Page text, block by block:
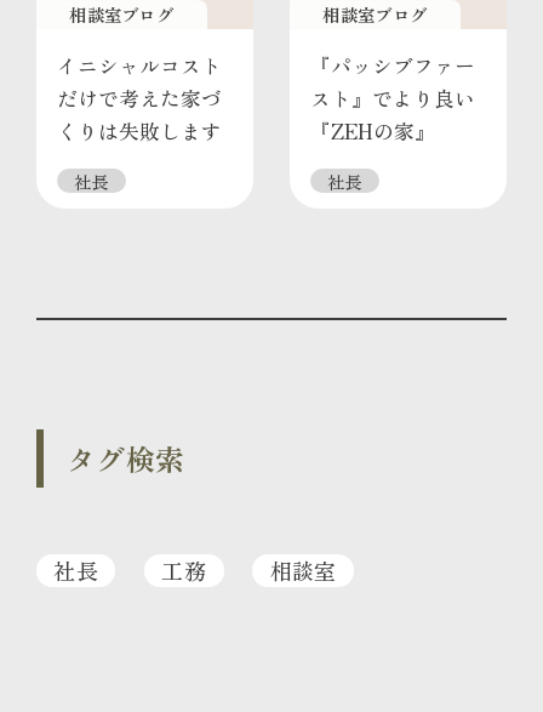
相談室ブログ
イニシャルコスト
だけで考えた家づ
くりは失敗します
社長
相談室ブログ
『パッシブファー
スト』でより良い
『ZEHの家』
社長
タグ検索
社長 工務 相談室